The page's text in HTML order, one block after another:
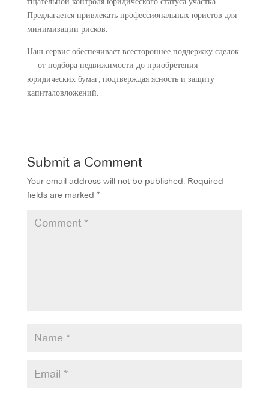
Предлагается привлекать профессиональных юристов для
минимизации рисков.
Наш сервис обеспечивает всестороннее поддержку сделок
— от подбора недвижимости до приобретения
юридических бумаг, подтверждая ясность и защиту
капиталовложений.
Submit a Comment
Your email address will not be published. Required
fields are marked *